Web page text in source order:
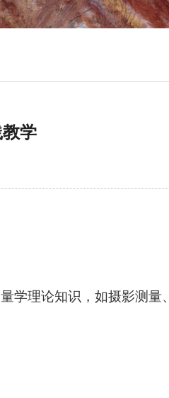
下载专区 校友捐赠
学
学理论知识，如摄影测量、